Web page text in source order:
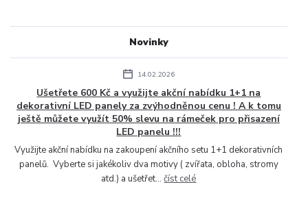
Novinky
14.02.2026
Ušetřete 600 Kč a využijte akční nabídku 1+1 na
dekorativní LED panely za zvýhodněnou cenu ! A k tomu
ještě můžete využít 50% slevu na rámeček pro přisazení
LED panelu !!!
Využijte akční nabídku na zakoupení akčního setu 1+1 dekorativních
panelů. Vyberte si jakékoliv dva motivy ( zvířata, obloha, stromy
atd.) a ušetřet...číst celé